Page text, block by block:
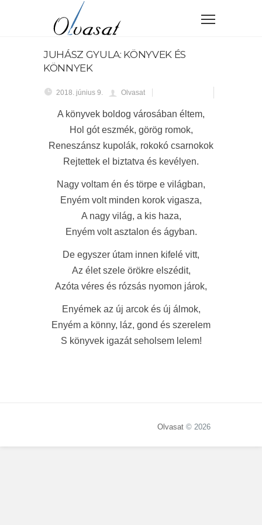
JUHÁSZ GYULA: KÖNYVEK ÉS
KÖNNYEK
2018. június 9. Olvasat
A könyvek boldog városában éltem,
Hol gót eszmék, görög romok,
Reneszánsz kupolák, rokokó csarnokok
Rejtettek el biztatva és kevélyen.
Nagy voltam én és törpe e világban,
Enyém volt minden korok vigasza,
A nagy világ, a kis haza,
Enyém volt asztalon és ágyban.
De egyszer útam innen kifelé vitt,
Az élet szele örökre elszédit,
Azóta véres és rózsás nyomon járok,
Enyémek az új arcok és új álmok,
Enyém a könny, láz, gond és szerelem
S könyvek igazát seholsem lelem!
Olvasat © 2026